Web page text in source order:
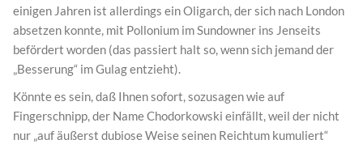
einigen Jahren ist allerdings ein Oligarch, der sich nach London
absetzen konnte, mit Pollonium im Sundowner ins Jenseits
befördert worden (das passiert halt so, wenn sich jemand der
„Besserung“ im Gulag entzieht).
Könnte es sein, daß Ihnen sofort, sozusagen wie auf
Fingerschnipp, der Name Chodorkowski einfällt, weil der nicht
nur „auf äußerst dubiose Weise seinen Reichtum kumuliert“